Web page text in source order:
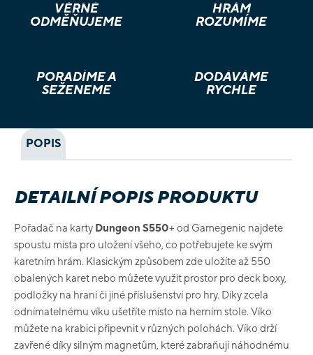
VĚRNÉ
ODMĚŇUJEME
HRÁM
ROZUMÍME
PORADÍME A
SEŽENEME
DODÁVÁME
RYCHLE
POPIS
DETAILNÍ POPIS PRODUKTU
Pořadač na karty Dungeon S550+ od Gamegenic najdete
spoustu místa pro uložení všeho, co potřebujete ke svým
karetním hrám. Klasickým způsobem zde uložíte až 550
obalených karet nebo můžete využít prostor pro deck boxy,
podložky na hraní či jiné příslušenství pro hry. Díky zcela
odnímatelnému víku ušetříte místo na herním stole. Víko
můžete na krabici připevnit v různých polohách. Víko drží
zavřené díky silným magnetům, které zabraňují náhodnému